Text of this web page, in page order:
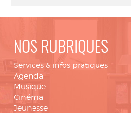
NOS RUBRIQUES
Services & infos pratiques
Agenda
Musique
Cinéma
Jeunesse